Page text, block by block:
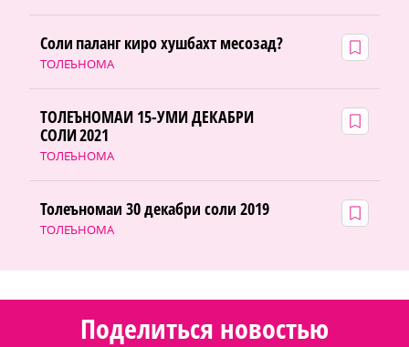
ТОЛЕЪНОМА
Соли паланг киро хушбахт месозад?
ТОЛЕЪНОМА
ТОЛЕЪНОМАИ 15-УМИ ДЕКАБРИ
СОЛИ 2021
ТОЛЕЪНОМА
Толеъномаи 30 декабри соли 2019
Поделиться новостью